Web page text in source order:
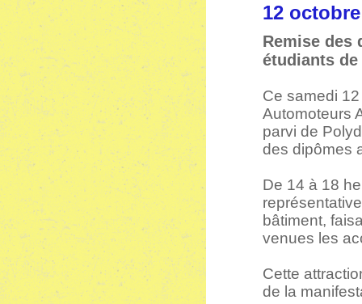
12
Remise des
étudiants
Ce samedi
Automoteurs
parvi de
des dipômes
De 14 à 18
bâtiment,
venues les
Cette
de la